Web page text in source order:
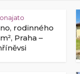
rodinného
Praha –